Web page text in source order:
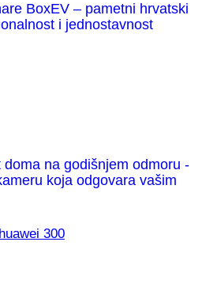
BoxEV – pametni hrvatski
i jednostavnost
na godišnjem odmoru -
koja odgovara vašim